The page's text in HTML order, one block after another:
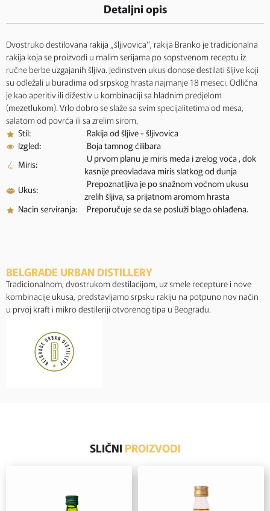
Detaljni opis
Dvostruko destilovana rakija „šljivovica“, rakija Branko je tradicionalna
rakija koja se proizvodi u malim serijama po sopstvenom receptu iz
ručne berbe uzgajanih šljiva. Jedinstven ukus donose destilati šljive koji
su odležali u buradima od srpskog hrasta najmanje 18 meseci. Odlična
je kao aperitiv ili dižestiv u kombinaciji sa hladnim predjelom
(mezetlukom). Vrlo dobro se slaže sa svim specijalitetima od mesa,
salatom od povrća ili sa zrelim sirom.
Stil:
Rakija od šljive - šljivovica
Izgled:
Boja tamnog ćilibara
Miris:
U prvom planu je miris meda i zrelog voća , dok
kasnije preovladava miris slatkog od dunja
Ukus:
Prepoznatljiva je po snažnom voćnom ukusu
zrelih šljiva, sa prijatnom aromom hrasta
Nacin serviranja:
Preporučuje se da se posluži blago ohlađena.
BELGRADE URBAN DISTILLERY
Tradicionalnom, dvostrukom destilacijom, uz smele recepture i nove
kombinacije ukusa, predstavljamo srpsku rakiju na potpuno nov način
u prvoj kraft i mikro destileriji otvorenog tipa u Beogradu.
SLIČNI PROIZVODI